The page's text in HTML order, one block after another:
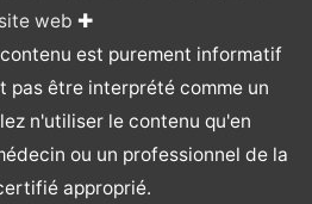
site web ✚
est purement informatif
être interprété comme un
n'utiliser le contenu qu'en
ou un professionnel de la
approprié.